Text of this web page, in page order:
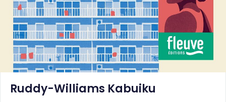
Ruddy-Williams Kabuiku